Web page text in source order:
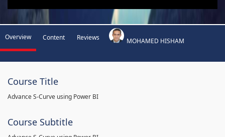
Overview Content Reviews MOHAMED HISHAM
Course Title
Advance S-Curve using Power BI
Course Subtitle